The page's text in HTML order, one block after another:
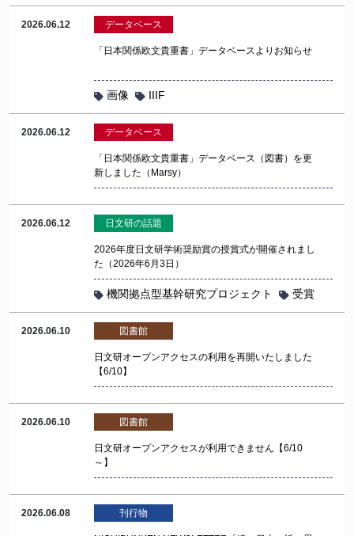
2026.06.12 データベース
「日本関係欧文貴重書」データベースよりお知らせ
画像 IIIF
2026.06.12 データベース
「日本関係欧文貴重書」データベース（図書）を更
新しました（Marsy）
2026.06.12 日文研の話題
2026年度日文研学術奨励賞の授賞式が開催されまし
た（2026年6月3日）
機関拠点型基幹研究プロジェクト 受賞
2026.06.10 図書館
日文研オープンアクセスの利用を再開いたしました
【6/10】
2026.06.10 図書館
日文研オープンアクセスが利用できません【6/10
～】
2026.06.08 刊行物